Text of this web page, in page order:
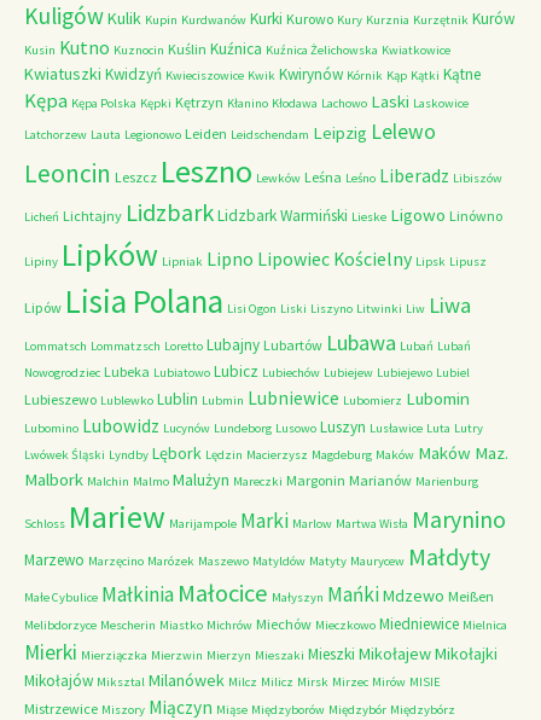
KuligówKulik Kupin Kurdwanów Kurki Kurowo Kury Kurznia Kurzętnik Kurów
Kusin Kutno Kuznocin Kuślin Kuźnica Kuźnica Żelichowska Kwiatkowice
Kwiatuszki Kwidzyń Kwieciszowice Kwik Kwirynów Kórnik Kąp Kątki Kątne
Kępa Kępa Polska Kępki Kętrzyn Kłanino Kłodawa Lachowo Laski Laskowice
Latchorzew Lauta Legionowo Leiden Leidschendam Leipzig Lelewo
Leoncin Leszcz Leszno Lewków Leśna Leśno Liberadz Libiszów
Licheń Lichtajny LidzbarkLidzbark Warmiński Lieske Ligowo Linówno
Lipiny Lipków Lipniak Lipno Lipowiec Kościelny Lipsk Lipusz
Lipów Lisia Polana Lisi Ogon Liski Liszyno Litwinki Liw Liwa
Lommatsch Lommatzsch Loretto Lubajny Lubartów Lubawa Lubań Lubań
Nowogrodziec Lubeka Lubiatowo Lubicz Lubiechów Lubiejew Lubiejewo Lubiel
Lubieszewo Lublewko Lublin Lubmin Lubniewice Lubomierz Lubomin
Lubomino Lubowidz Lucynów Lundeborg Lusowo Luszyn Lusławice Luta Lutry
Lwówek Śląski Lyndby Lębork Lędzin Macierzysz Magdeburg Maków Maków Maz.
Malbork Malchin Malmo Malużyn Mareczki Margonin Marianów Marienburg
Schloss Mariew Marijampole Marki Marlow Martwa Wisła Marynino
Marzewo Marzęcino Marózek Maszewo Matyldów Matyty Maurycew Małdyty
Małe Cybulice Małkinia Małocice Małyszyn MańkiMdzewo Meißen
Melibdorzyce Mescherin Miastko Michrów Miechów Mieczkowo Miedniewice Mielnica
Mierki Mierziączka Mierzwin Mierzyn Mieszaki Mieszki MikołajewMikołajki
Mikołajów Miksztal Milanówek Milcz Milicz Mirsk Mirzec Mirów MISIE
Mistrzewice Miszory Miączyn Miąse Międzyborów Międzybór Międzybórz